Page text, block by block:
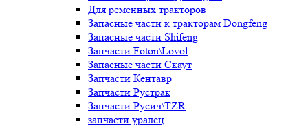
Для ременных тракторов
Запасные части к тракторам Dongfeng
Запасные части Shifeng
Запчасти Foton\Lovol
Запасные части Скаут
Запчасти Кентавр
Запчасти Рустрак
Запчасти Русич\TZR
запчасти уралец